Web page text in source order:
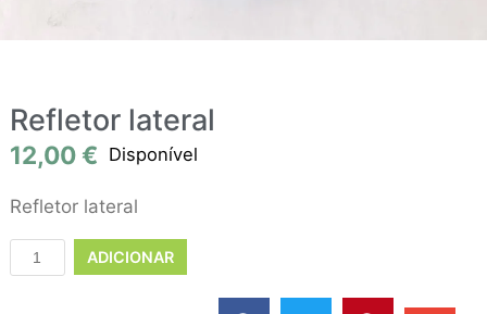
Refletor lateral
12,00€ Disponível
Refletor lateral
ADICIONAR